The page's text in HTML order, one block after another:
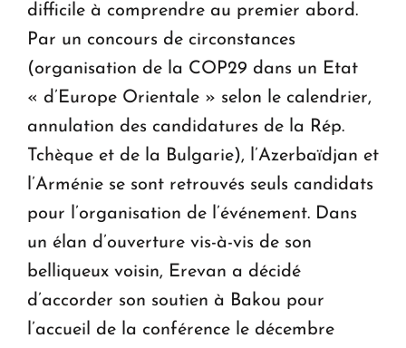
difficile à comprendre au premier abord.
Par un concours de circonstances
(organisation de la COP29 dans un Etat
« d’Europe Orientale » selon le calendrier,
annulation des candidatures de la Rép.
Tchèque et de la Bulgarie), l’Azerbaïdjan et
l’Arménie se sont retrouvés seuls candidats
pour l’organisation de l’événement. Dans
un élan d’ouverture vis-à-vis de son
belliqueux voisin, Erevan a décidé
d’accorder son soutien à Bakou pour
l’accueil de la conférence le décembre